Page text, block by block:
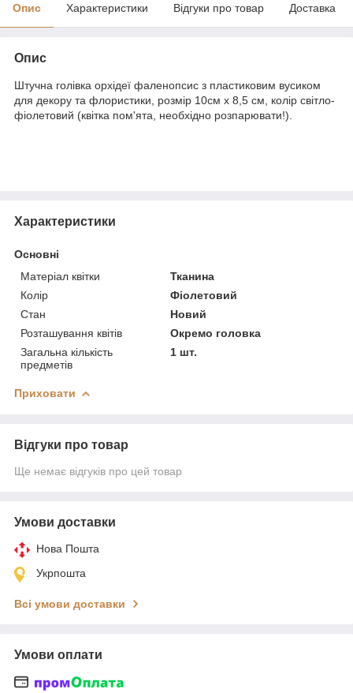
Опис Характеристики Відгуки про товар Доставка
Опис
Штучна голівка орхідеї фаленопсис з пластиковим вусиком
для декору та флористики, розмір 10см х 8,5 см, колір світло-
фіолетовий (квітка пом'ята, необхідно розпарювати!).
Характеристики
Основні
Матеріал квітки
Тканина
Колір
Фіолетовий
Стан
Новий
Розташування квітів
Окремо головка
Загальна кількість
предметів
1 шт.
Приховати
Відгуки про товар
Ще немає відгуків про цей товар
Умови доставки
Нова Пошта
Укрпошта
Всі умови доставки
Умови оплати